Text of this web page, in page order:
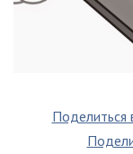
Поделиться